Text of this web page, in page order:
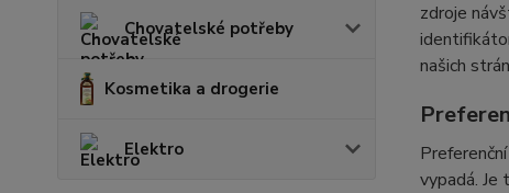
Chovatelské potřeby
Kosmetika a drogerie
Elektro
zdroje
našich
vypadá. Je